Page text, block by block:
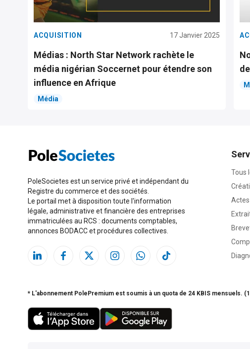
ACQUISITION 17 Janvier 2025
Médias : North Star Network rachète le
média nigérian Soccernet pour étendre son
influence en Afrique
Média
PoleSocietes est un service privé et indépendant du
Registre du commerce et des sociétés.
Le portail met à disposition toute l'information
légale, administrative et financière des entreprises
immatriculées au RCS : documents comptables,
annonces BODACC et procédures collectives.
Tous
* L'abonnement PolePremium est soumis à un quota de 24 KBIS mensuels.